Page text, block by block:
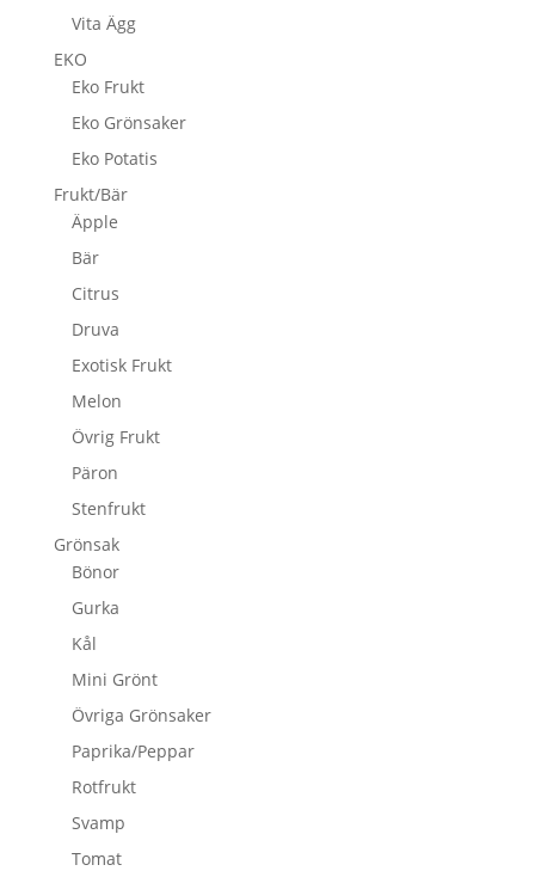
Vita Ägg
EKO
Eko Frukt
Eko Grönsaker
Eko Potatis
Frukt/Bär
Äpple
Bär
Citrus
Druva
Exotisk Frukt
Melon
Övrig Frukt
Päron
Stenfrukt
Grönsak
Bönor
Gurka
Kål
Mini Grönt
Övriga Grönsaker
Paprika/Peppar
Rotfrukt
Svamp
Tomat